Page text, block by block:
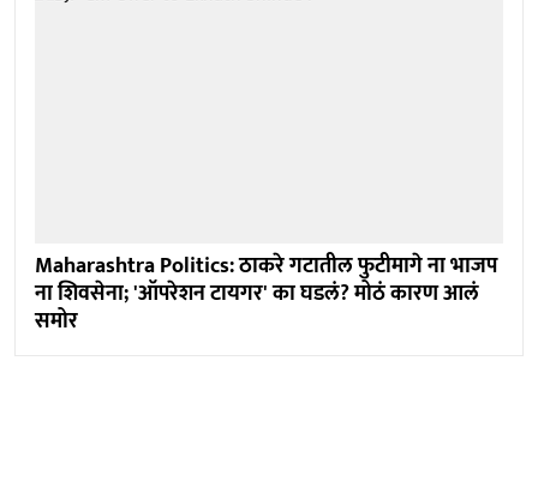
Maharashtra Politics: ठाकरे गटातील फुटीमागे ना भाजप
ना शिवसेना; 'ऑपरेशन टायगर' का घडलं? मोठं कारण आलं
समोर